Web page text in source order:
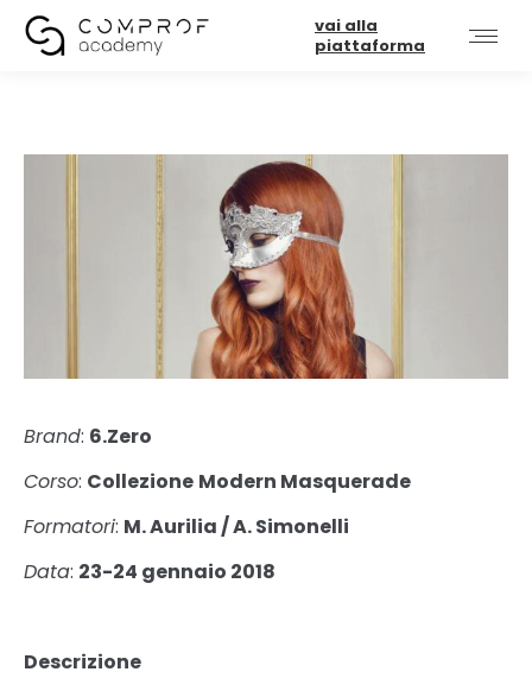
vai alla
piattaforma
Brand: 6.Zero
Corso: Collezione Modern Masquerade
Formatori: M. Aurilia / A. Simonelli
Data: 23-24 gennaio 2018
Descrizione